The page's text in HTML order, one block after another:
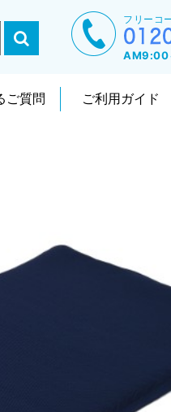
フリーコ
AM9:00
ご質問 ご利用ガイド